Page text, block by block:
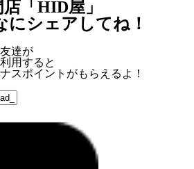
「HID屋」
にシェアしてね！
達が
用すると
スポイント がもらえるよ！